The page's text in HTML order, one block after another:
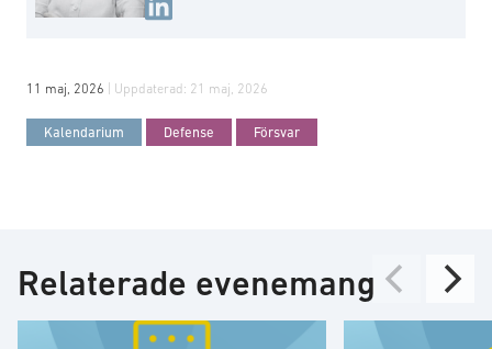
11 maj, 2026 | Uppdaterad: 21 maj, 2026
Kalendarium Defense Försvar
Relaterade evenemang